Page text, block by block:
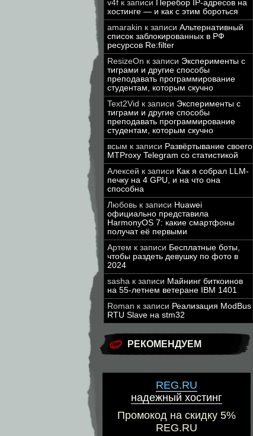
v4f к записи Перебор IP-адресов на
хостинге — и как с этим бороться
amarakin к записи Альтернативный
список заблокированных в РФ
ресурсов Re:filter
ResizeOn к записи Эксперименты с
тиграми и другие способы
преподавать программирование
студентам, которым скучно
Text2Vid к записи Эксперименты с
тиграми и другие способы
преподавать программирование
студентам, которым скучно
всым к записи Развёртывание своего
MTProxy Telegram со статистикой
Алексей к записи Как я собрал LLM-
печку на 4 GPU, и на что она
способна
Любовь к записи Huawei
официально представила
HarmonyOS 7: какие смартфоны
получат её первыми
Артем к записи Бесплатные боты,
чтобы раздеть девушку по фото в
2024
sasha к записи Майнинг биткоинов
на 55-летнем ветеране IBM 1401
Roman к записи Реализация ModBus
RTU Slave на stm32
РЕКОМЕНДУЕМ
REG.RU
надежный хостинг
Промокод на скидку 5%
REG.RU